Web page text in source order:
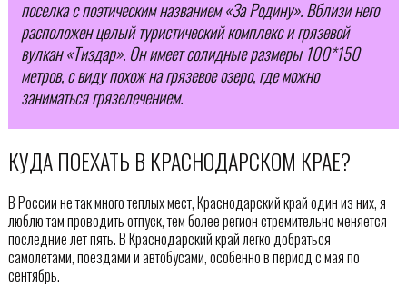
поселка с поэтическим названием «За Родину». Вблизи него
расположен целый туристический комплекс и грязевой
вулкан «Тиздар». Он имеет солидные размеры 100*150
метров, с виду похож на грязевое озеро, где можно
заниматься грязелечением.
КУДА ПОЕХАТЬ В КРАСНОДАРСКОМ КРАЕ?
В России не так много теплых мест, Краснодарский край один из них, я
люблю там проводить отпуск, тем более регион стремительно меняется
последние лет пять. В Краснодарский край легко добраться
самолетами, поездами и автобусами, особенно в период с мая по
сентябрь.